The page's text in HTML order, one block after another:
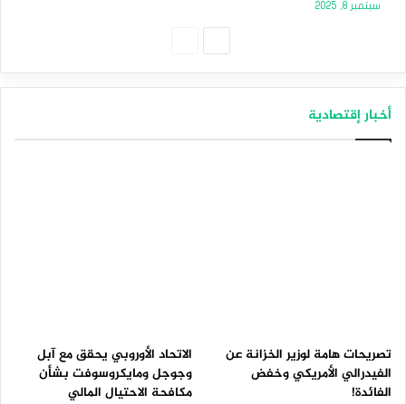
سبتمبر 8, 2025
أخبار إقتصادية
تصريحات هامة لوزير الخزانة عن
الفيدرالي الأمريكي وخفض
الفائدة!
الاتحاد الأوروبي يحقق مع آبل
وجوجل ومايكروسوفت بشأن
مكافحة الاحتيال المالي